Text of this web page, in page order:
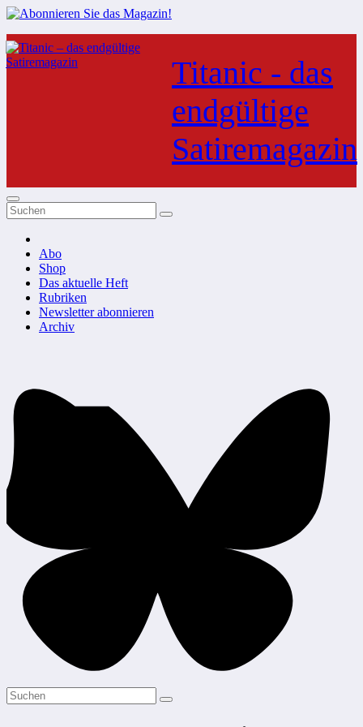
Zum
Inhalt
springen
Titanic - das
endgültige
Satiremagazin
Abo
Shop
Das aktuelle Heft
Rubriken
Newsletter abonnieren
Archiv